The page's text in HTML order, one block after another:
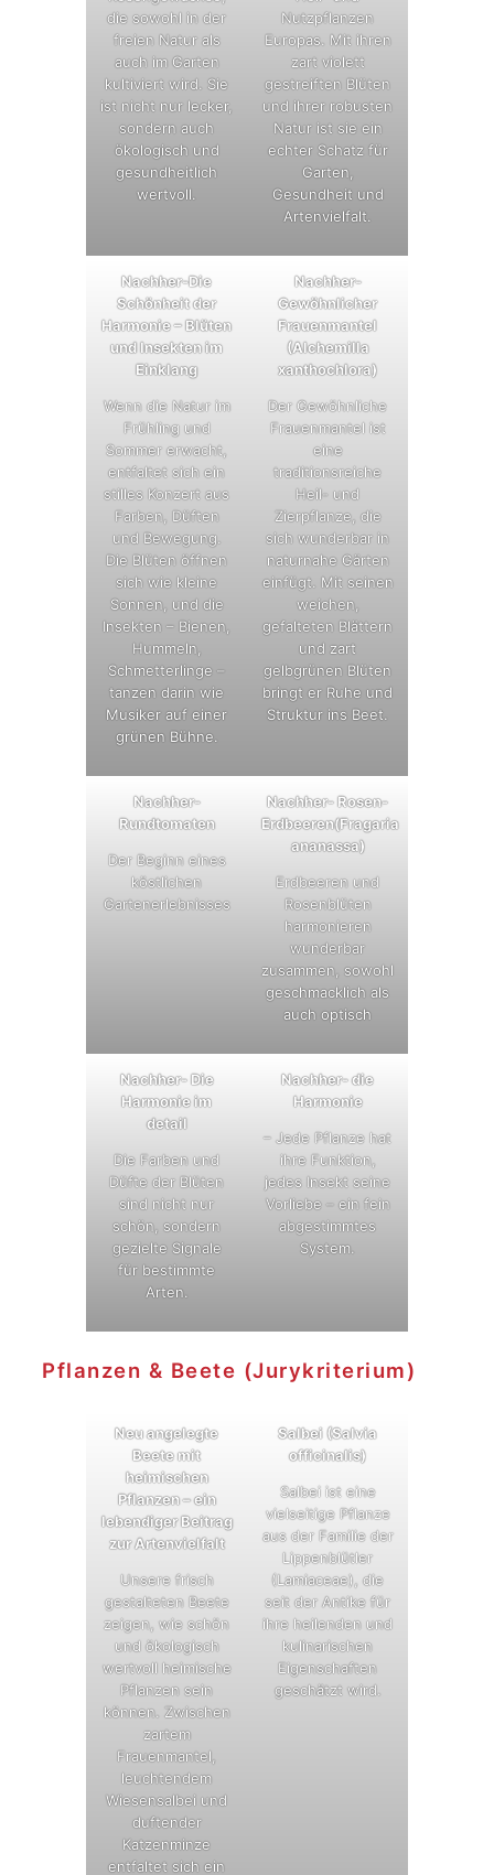
die sowohl in der
freien Natur als
auch im Garten
kultiviert wird. Sie
ist nicht nur lecker,
sondern auch
ökologisch und
gesundheitlich
wertvoll.
Nutzpflanzen
Europas. Mit ihren
zart violett
gestreiften Blüten
und ihrer robusten
Natur ist sie ein
echter Schatz für
Garten,
Gesundheit und
Artenvielfalt.
Nachher-Die
Schönheit der
Harmonie – Blüten
und Insekten im
Einklang
Wenn die Natur im
Frühling und
Sommer erwacht,
entfaltet sich ein
stilles Konzert aus
Farben, Düften
und Bewegung.
Die Blüten öffnen
sich wie kleine
Sonnen, und die
Insekten – Bienen,
Hummeln,
Schmetterlinge –
tanzen darin wie
Musiker auf einer
grünen Bühne.
Nachher-
Gewöhnlicher
Frauenmantel
(Alchemilla
xanthochlora)
Der Gewöhnliche
Frauenmantel ist
eine
traditionsreiche
Heil- und
Zierpflanze, die
sich wunderbar in
naturnahe Gärten
einfügt. Mit seinen
weichen,
gefalteten Blättern
und zart
gelbgrünen Blüten
bringt er Ruhe und
Struktur ins Beet.
Nachher-
Rundtomaten
Der Beginn eines
köstlichen
Gartenerlebnisses
Nachher- Rosen-
Erdbeeren(Fragaria
ananassa)
Erdbeeren und
Rosenblüten
harmonieren
wunderbar
zusammen, sowohl
geschmacklich als
auch optisch
Nachher- Die
Harmonie im
detail
Die Farben und
Düfte der Blüten
sind nicht nur
schön, sondern
gezielte Signale
für bestimmte
Arten.
Nachher- die
Harmonie
– Jede Pflanze hat
ihre Funktion,
jedes Insekt seine
Vorliebe – ein fein
abgestimmtes
System.
Pflanzen & Beete (Jurykriterium)
Neu angelegte
Beete mit
heimischen
Pflanzen – ein
lebendiger Beitrag
zur Artenvielfalt
Unsere frisch
gestalteten Beete
zeigen, wie schön
und ökologisch
wertvoll heimische
Pflanzen sein
können. Zwischen
zartem
Frauenmantel,
leuchtendem
Wiesensalbei und
duftender
Katzenminze
entfaltet sich ein
Salbei (Salvia
officinalis)
Salbei ist eine
vielseitige Pflanze
aus der Familie der
Lippenblütler
(Lamiaceae), die
seit der Antike für
ihre heilenden und
kulinarischen
Eigenschaften
geschätzt wird.